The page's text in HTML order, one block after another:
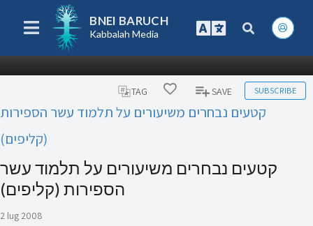
BNEI BARUCH
Kabbalah Media
TAG SAVE SUBSCRIBE
קטעים נבחרים משיעורים על תלמוד עשר הספירות
(קליפים)
קטעים נבחרים משיעורים על תלמוד עשר
הספירות (קליפים)
2 lug 2008